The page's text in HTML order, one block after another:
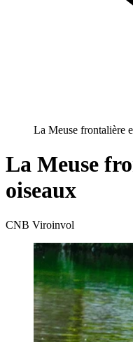
La Meuse frontalière
La Meuse
oiseaux
CNB Viroinvol